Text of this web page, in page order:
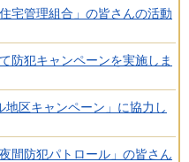
宅管理組合」の皆さんの活動
防犯キャンペーンを実施しま
地区キャンペーン」に協力し
間防犯パトロール」の皆さん